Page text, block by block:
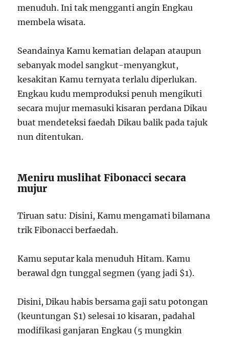
menuduh. Ini tak mengganti angin Engkau
membela wisata.
Seandainya Kamu kematian delapan ataupun
sebanyak model sangkut-menyangkut,
kesakitan Kamu ternyata terlalu diperlukan.
Engkau kudu memproduksi penuh mengikuti
secara mujur memasuki kisaran perdana Dikau
buat mendeteksi faedah Dikau balik pada tajuk
nun ditentukan.
Meniru muslihat Fibonacci secara
mujur
Tiruan satu: Disini, Kamu mengamati bilamana
trik Fibonacci berfaedah.
Kamu seputar kala menuduh Hitam. Kamu
berawal dgn tunggal segmen (yang jadi $1).
Disini, Dikau habis bersama gaji satu potongan
(keuntungan $1) selesai 10 kisaran, padahal
modifikasi ganjaran Engkau (5 mungkin